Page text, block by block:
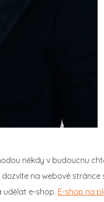
někdy v budoucnu
na webové
udělat e-shop. E-shop na